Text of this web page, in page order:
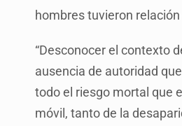
hombres tuvieron
“Desconocer el contexto
ausencia de autoridad
todo el riesgo mortal que
móvil, tanto de la